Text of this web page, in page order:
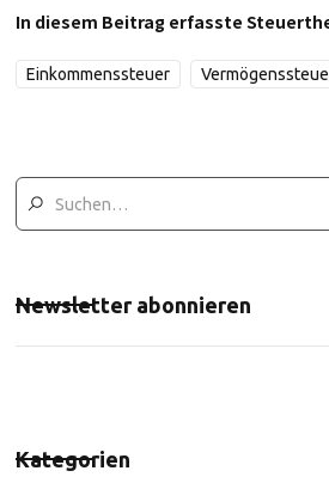
In diesem Beitrag erfasste
Einkommenssteuer
Newsletter abonnieren
Kategorien